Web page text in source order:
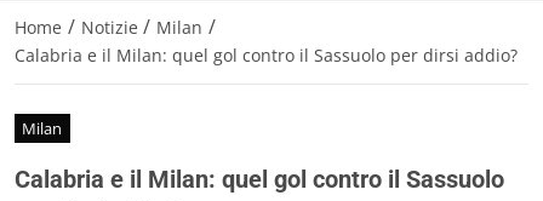
Home / Notizie / Milan /
Calabria e il Milan: quel gol contro il Sassuolo per dirsi addio?
Milan
Calabria e il Milan: quel gol contro il Sassuolo